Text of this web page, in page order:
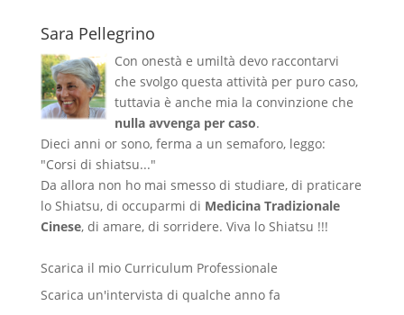
Sara Pellegrino
Con onestà e umiltà devo raccontarvi
che svolgo questa attività per puro caso,
tuttavia è anche mia la convinzione che
nulla avvenga per caso.
Dieci anni or sono, ferma a un semaforo, leggo:
"Corsi di shiatsu..."
Da allora non ho mai smesso di studiare, di praticare
lo Shiatsu, di occuparmi di Medicina Tradizionale
Cinese, di amare, di sorridere. Viva lo Shiatsu !!!
Scarica il mio Curriculum Professionale
Scarica un'intervista di qualche anno fa